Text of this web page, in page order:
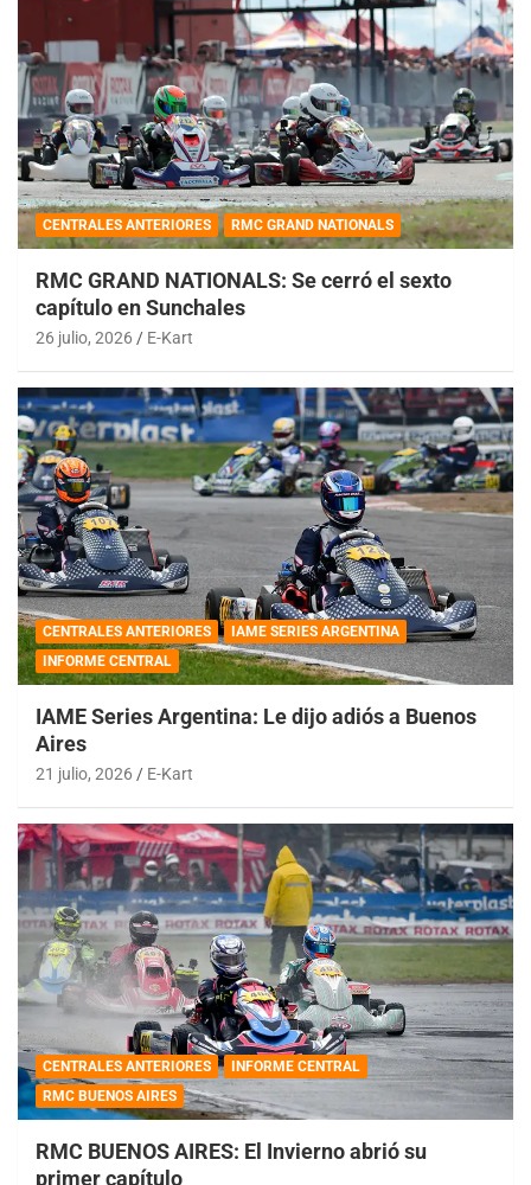
CENTRALES ANTERIORES RMC GRAND NATIONALS
RMC GRAND NATIONALS: Se cerró el sexto
capítulo en Sunchales
26 julio, 2026 E-Kart
CENTRALES ANTERIORES
IAME SERIES ARGENTINA
INFORME CENTRAL
IAME Series Argentina: Le dijo adiós a Buenos
Aires
21 julio, 2026 E-Kart
CENTRALES ANTERIORES
INFORME CENTRAL
RMC BUENOS AIRES
RMC BUENOS AIRES: El Invierno abrió su
primer capítulo